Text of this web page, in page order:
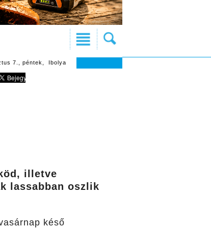
7., péntek, Ibolya
illetve
lassabban oszlik
késő